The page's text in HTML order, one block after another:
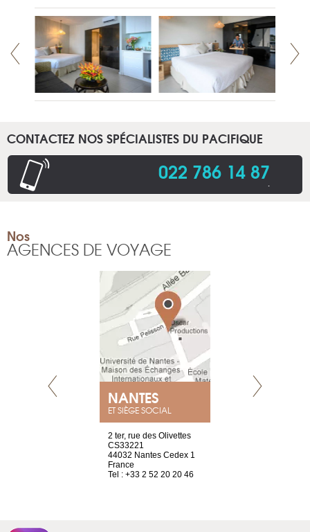
CONTACTEZ NOS SPÉCIALISTES DU PACIFIQUE
022 786 14 87.
Nos
AGENCES DE VOYAGE
NANTES
ET SIÈGE SOCIAL
2 ter, rue des Olivettes
CS33221
44032 Nantes Cedex 1
France
Tel : +33 2 52 20 20 46